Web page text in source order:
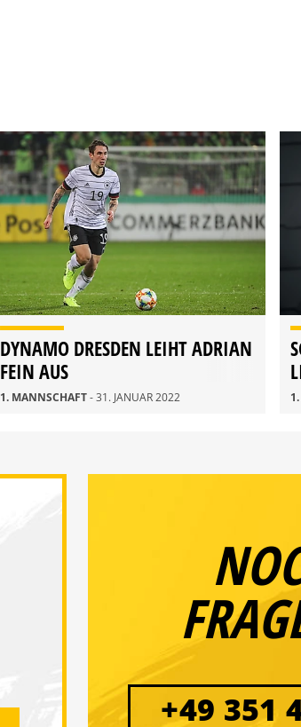
DYNAMO DRESDEN LEIHT ADRIAN
FEIN AUS
1. MANNSCHAFT- 31. JANUAR 2022
+49 351